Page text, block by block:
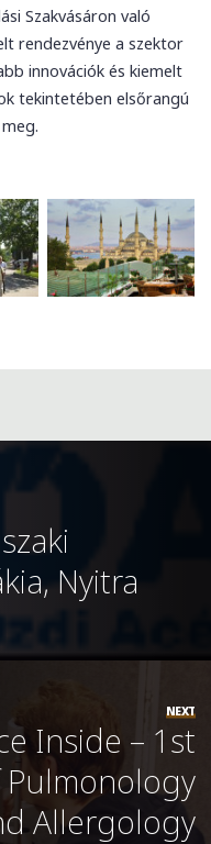
Szakvásáron való
rendezvénye a szektor
innovációk és kiemelt
tekintetében elsőrangú
Nyitra
NEXT
Inside – 1st
Allergology